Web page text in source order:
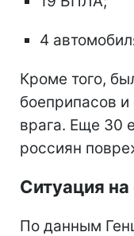
4
Кроме того,
боеприпасов
врага. Еще 30
россиян
Ситуация
По данным